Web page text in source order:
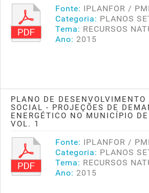
Fonte: IPLANFOR /
Categoria: PLANOS
Tema: RECURSOS
Ano: 2015
PLANO DE DESENVOLVIMENTO
SOCIAL - PROJEÇÕES DE
ENERGÉTICO NO MUNICÍPIO
VOL. 1
Fonte: IPLANFOR /
Categoria: PLANOS
Tema: RECURSOS
Ano: 2015